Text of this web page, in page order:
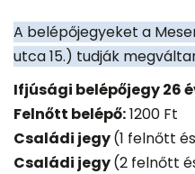
A belépőjegyeket a
utca 15.) tudják
Ifjúsági belépőjegy 26
Felnőtt belépő:1200 Ft
Családi jegy(1 felnőtt
Családi jegy(2 felnőtt